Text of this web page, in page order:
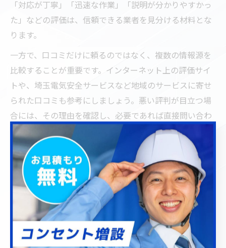
「対応が丁寧」「迅速な作業」「説明が分かりやすかっ
た」などの評価は、信頼できる業者を見分ける材料とな
ります。
一方で、口コミだけに頼るのではなく、複数の情報源を
比較することが重要です。インターネット上の評価サイ
トや、埼玉電気安全サービスなど地域のサービスに寄せ
られた口コミも参考にしましょう。悪い評判が目立つ場
合には、その理由を確認し、必要であれば直接問い合わ
せて納得できる説明を受けることが大切です。
例えば、「見積もり内容が不明瞭だった」「連絡が遅
い」といった声が多い業者は注意が必要です。口コミを
活用することで、実際の対応力やアフターサービスの質
を事前に把握しやすくなります。安心して電気工事を依
頼するためにも、地域での評判や実績を重視しましょ
う。